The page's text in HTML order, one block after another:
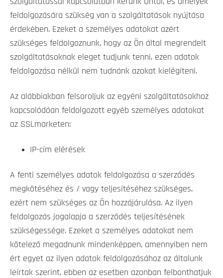
feldolgozására szükség van a szolgáltatások nyújtása
érdekében. Ezeket a személyes adatokat azért
szükséges feldolgoznunk, hogy az Ön által megrendelt
szolgáltatásoknak eleget tudjunk tenni, ezen adatok
feldolgozása nélkül nem tudnánk azokat kielégíteni.
Az alábbiakban felsoroljuk az egyéni szolgáltatásokhoz
kapcsolódóan feldolgozott egyéb személyes adatokat
az SSLmarketen:
IP-cím elérések
A fenti személyes adatok feldolgozása a szerződés
megkötéséhez és / vagy teljesítéséhez szükséges,
ezért nem szükséges az Ön hozzájárulása. Az ilyen
feldolgozás jogalapja a szerződés teljesítésének
szükségessége. Ezeket a személyes adatokat nem
kötelező megadnunk mindenképpen, amennyiben nem
ért egyet az ilyen adatok feldolgozásához az általunk
leírtak szerint, ebben az esetben azonban felbonthatjuk